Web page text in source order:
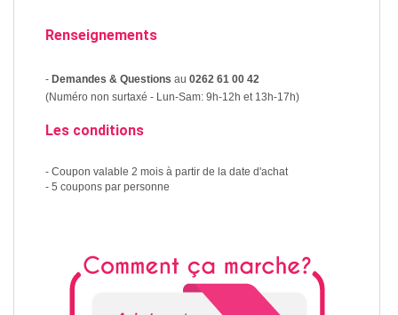
Renseignements
- Demandes & Questions au 0262 61 00 42
(Numéro non surtaxé - Lun-Sam: 9h-12h et 13h-17h)
Les conditions
- Coupon valable 2 mois à partir de la date d'achat
- 5 coupons par personne